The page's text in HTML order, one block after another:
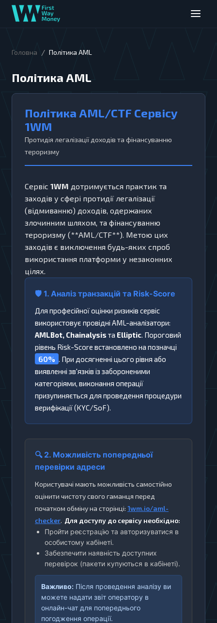
Головна / Політика AML
Політика AML
Політика AML/CTF Сервісу
1WM
Протидія легалізації доходів та фінансуванню
тероризму
Сервіс 1WM дотримується практик та
заходів у сфері протидії легалізації
(відмиванню) доходів, одержаних
злочинним шляхом, та фінансуванню
тероризму (**AML/CTF**). Метою цих
заходів є виключення будь-яких спроб
використання платформи у незаконних
цілях.
🛡️ 1. Аналіз транзакцій та Risk-Score
Для професійної оцінки ризиків сервіс
використовує провідні AML-аналізатори:
AMLBot, Chainalysis та Elliptic. Пороговий
рівень Risk-Score встановлено на позначці
60% . При досягненні цього рівня або
виявленні зв'язків із забороненими
категоріями, виконання операції
призупиняється для проведення процедури
верифікації (KYC/SoF).
🔍 2. Можливість попередньої
перевірки адреси
Користувачі мають можливість самостійно
оцінити чистоту свого гаманця перед
початком обміну на сторінці: 1wm.io/aml-
checker. Для доступу до сервісу необхідно:
Пройти реєстрацію та авторизуватися в
особистому кабінеті.
Забезпечити наявність доступних
перевірок (пакети купуються в кабінеті).
Важливо: Після проведення аналізу ви
можете надати звіт оператору в
онлайн-чат для попереднього
погодження операції.